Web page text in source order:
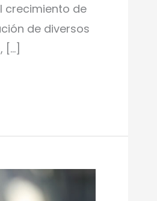
crecimiento de
de diversos
[…]